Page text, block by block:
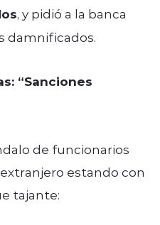
, y pidió a la banca
damnificados.
“Sanciones
de funcionarios
estando con
tajante: